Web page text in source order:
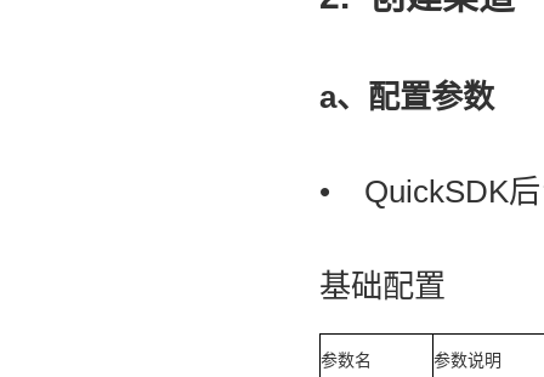
a、配置参数
• QuickSDK后
基础配置
参数名 参数说明